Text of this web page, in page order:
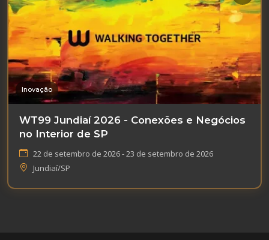
Inovação
WT99 Jundiaí 2026 - Conexões e Negócios
no Interior de SP
22 de setembro de 2026 - 23 de setembro de 2026
Jundiaí/SP